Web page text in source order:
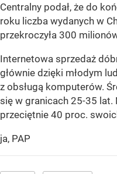
Centralny podał, że do
roku liczba wydanych w
przekroczyła 300
Internetowa sprzedaż
głównie dzięki młodym
z obsługą komputerów.
się w granicach 25-35
przeciętnie 40 proc.
ja, PAP